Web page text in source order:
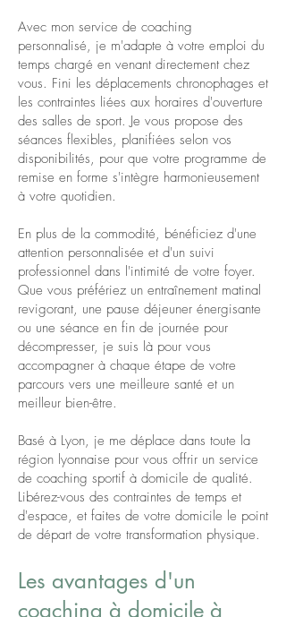
Avec mon service de coaching
personnalisé, je m'adapte à votre emploi du
temps chargé en venant directement chez
vous. Fini les déplacements chronophages et
les contraintes liées aux horaires d'ouverture
des salles de sport. Je vous propose des
séances flexibles, planifiées selon vos
disponibilités, pour que votre programme de
remise en forme s'intègre harmonieusement
à votre quotidien.
En plus de la commodité, bénéficiez d'une
attention personnalisée et d'un suivi
professionnel dans l'intimité de votre foyer.
Que vous préfériez un entraînement matinal
revigorant, une pause déjeuner énergisante
ou une séance en fin de journée pour
décompresser, je suis là pour vous
accompagner à chaque étape de votre
parcours vers une meilleure santé et un
meilleur bien-être.
Basé à Lyon, je me déplace dans toute la
région lyonnaise pour vous offrir un service
de coaching sportif à domicile de qualité.
Libérez-vous des contraintes de temps et
d'espace, et faites de votre domicile le point
de départ de votre transformation physique.
Les avantages d'un
coaching à domicile à